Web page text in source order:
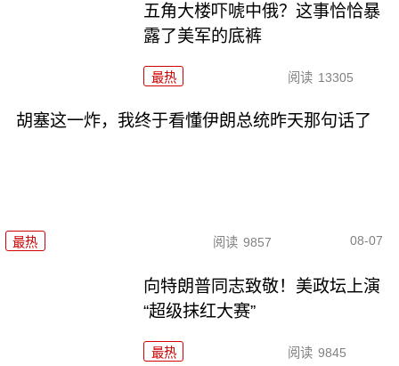
五角大楼吓唬中俄？这事恰恰暴
露了美军的底裤
最热 阅读 13305
胡塞这一炸，我终于看懂伊朗总统昨天那句话了
最热 阅读 9857 08-07
向特朗普同志致敬！美政坛上演
“超级抹红大赛”
最热 阅读 9845